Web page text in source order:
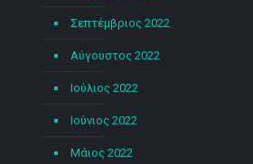
Σεπτέμβριος 2022
Αύγουστος 2022
Ιούλιος 2022
Ιούνιος 2022
Μάιος 2022